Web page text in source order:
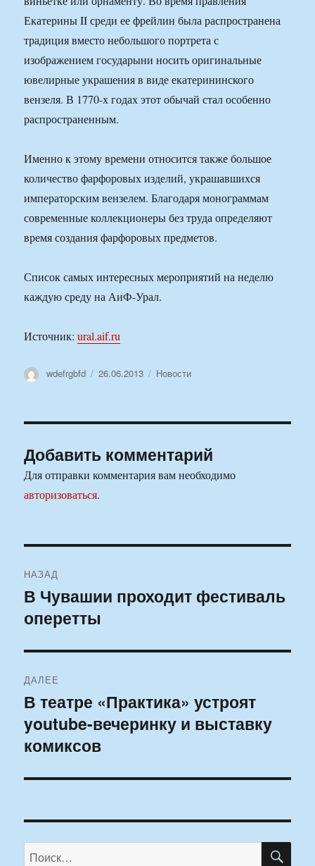
Екатерины II среди ее фрейлин была распространена
традиция вместо небольшого портрета с
изображением государыни носить оригинальные
ювелирные украшения в виде екатерининского
вензеля. В 1770-х годах этот обычай стал особенно
распространенным.
Именно к этому времени относится также большое
количество фарфоровых изделий, украшавшихся
императорским вензелем. Благодаря монограммам
современные коллекционеры без труда определяют
время создания фарфоровых предметов.
Список самых интересных мероприятий на неделю
каждую среду на АиФ-Урал.
Источник:ural.aif.ru
Автор
wdefrgbfd Опубликовано
26.06.2013 Рубрики
Новости
Добавить комментарий
Для отправки комментария вам необходимо
авторизоваться.
по
записям
НАЗАД
Предыдущая
запись:
В Чувашии проходит фестиваль
оперетты
ДАЛЕЕ
Следующая
запись:
В театре «Практика» устроят
youtube-вечеринку и выставку
комиксов
Искать: